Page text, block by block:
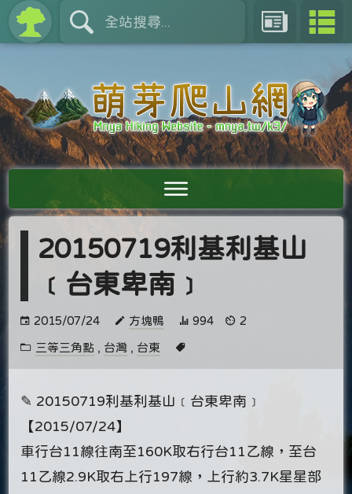
20150719利基利基山
﹝台東卑南﹞
2015/07/24 方塊鴨 994 2
三等三角點 , 台灣 , 台東
✎ 20150719利基利基山﹝台東卑南﹞
【2015/07/24】
車行台11線往南至160K取右行台11乙線，至台
11乙線2.9K取右上行197線，上行約3.7K星星部